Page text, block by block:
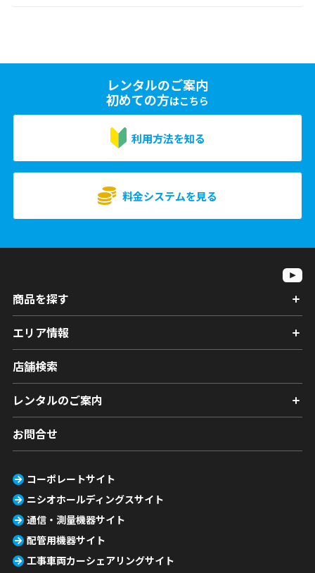
レンタルのご案内
初めての方はこちら
利用方法を知る
料金システムを見る
商品を探す
エリア情報
店舗検索
レンタルのご案内
お問合せ
コーポレートサイト
ニシオホールディングスサイト
通信・測量機器サイト
配管用機器サイト
工事車両カーシェアリングサイト